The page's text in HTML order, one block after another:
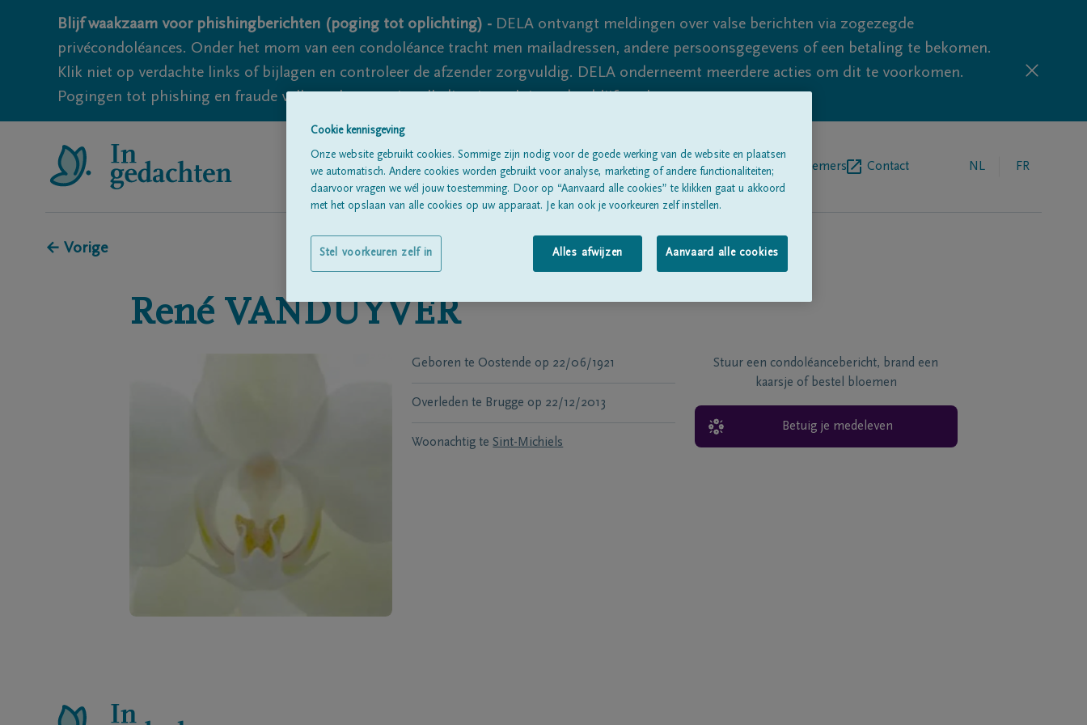
Blijf waakzaam voor phishingberichten (poging tot oplichting) - DELA ontvangt meldingen over valse berichten via zogezegde
privécondoléances. Onder het mom van een condoléance tracht men mailadressen, andere persoonsgegevens of een betaling te bekomen.
Klik niet op verdachte links of bijlagen en controleer de afzender zorgvuldig. DELA onderneemt meerdere acties om dit te voorkomen.
Pogingen tot phishing en fraude vallen echter nooit volledig uit te sluiten, dus blijf waakzaam.
Alle rouwberichtenOver onsBegrafenisondernemers Contact NL FR
← Vorige
René VANDUYVER
Geboren te Oostende op 22/06/1921
Overleden te Brugge op 22/12/2013
Woonachtig te Sint-Michiels
Stuur een condoléancebericht, brand een
kaarsje of bestel bloemen
Betuig je medeleven
Cookie kennisgeving
Onze website gebruikt cookies. Sommige zijn nodig voor de goede werking van de website en plaatsen
we automatisch. Andere cookies worden gebruikt voor analyse, marketing of andere functionaliteiten;
daarvoor vragen we wél jouw toestemming. Door op “Aanvaard alle cookies” te klikken gaat u akkoord
met het opslaan van alle cookies op uw apparaat. Je kan ook je voorkeuren zelf instellen.
Alles afwijzen Aanvaard alle cookies
Stel voorkeuren zelf in